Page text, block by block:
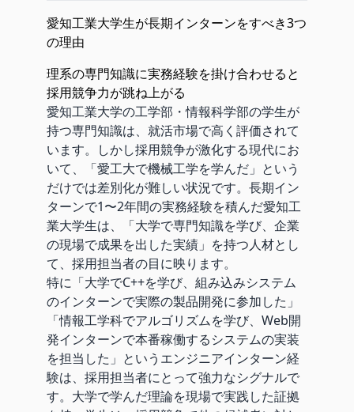
愛知工業大学生が長期インターンをすべき3つ
の理由
理系の専門知識に実務経験を掛け合わせると
採用競争力が跳ね上がる
愛知工業大学の工学部・情報科学部の学生が
持つ専門知識は、就活市場で高く評価されて
います。しかし採用競争が激化する現代にお
いて、「愛工大で機械工学を学んだ」という
だけでは差別化が難しい状況です。長期イン
ターンで1〜2年間の実務経験を積んだ愛知工
業大学生は、「大学で専門知識を学び、企業
の現場で成果を出した実績」を持つ人材とし
て、採用担当者の目に映ります。
特に「大学でC++を学び、組み込みシステム
のインターンで実際の製品開発に参加した」
「情報工学科でアルゴリズムを学び、Web開
発インターンで本番稼働するシステムの実装
を担当した」というエンジニアインターン経
験は、採用担当者にとって強力なシグナルで
す。大学で学んだ理論を現場で実践した証拠